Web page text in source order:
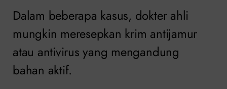
Dalam beberapa kasus, dokter ahli
mungkin meresepkan krim antijamur
atau antivirus yang mengandung
bahan aktif.